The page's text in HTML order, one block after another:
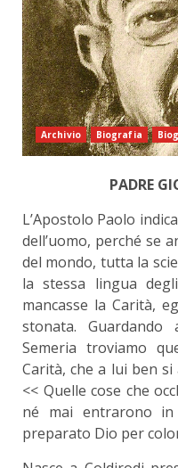
Archivio Biografia
PADRE
L’Apostolo Paolo
dell’uomo, perché se
del mondo, tutta la
la stessa lingua
mancasse la Carità,
stonata.
Semeria troviamo
Carità, che a lui ben si
<< Quelle cose che
né mai entrarono
preparato Dio per